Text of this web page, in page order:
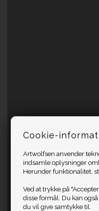
Cookie-
Artwolfsen anvender
indsamle oplysninger
Herunder funktionalitet,
Ved at trykke på
disse formål. Du kan
du vil give samtykke til.